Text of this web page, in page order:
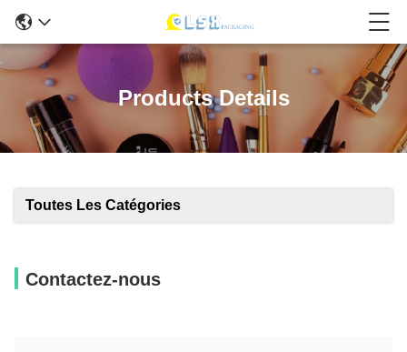
Products Details
Toutes Les Catégories
Contactez-nous